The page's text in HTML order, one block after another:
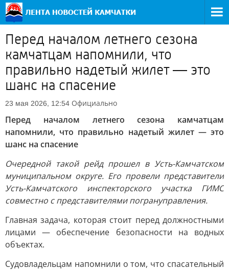
Перед началом летнего сезона
камчатцам напомнили, что
правильно надетый жилет — это
шанс на спасение
23 мая 2026, 12:54 Официально
Перед началом летнего сезона камчатцам
напомнили, что правильно надетый жилет — это
шанс на спасение
Очередной такой рейд прошел в Усть-Камчатском
муниципальном округе. Его провели представители
Усть-Камчатского инспекторского участка ГИМС
совместно с представителями погрануправления.
Главная задача, которая стоит перед должностными
лицами — обеспечение безопасности на водных
объектах.
Судовладельцам напомнили о том, что спасательный